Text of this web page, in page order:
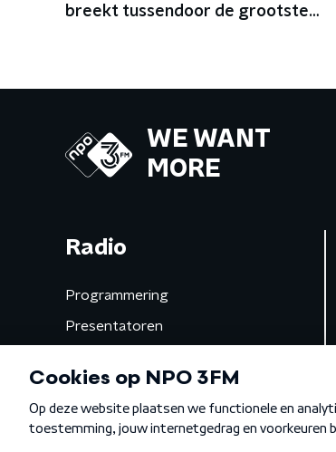
breekt tussendoor de grootste
WE WANT
MORE
Radio
Programmering
Presentatoren
Gemist
Algemene voorwaarden Privacybeleid